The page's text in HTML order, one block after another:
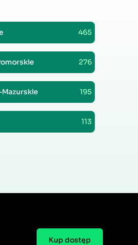
465
276
195
113
Kup dostęp